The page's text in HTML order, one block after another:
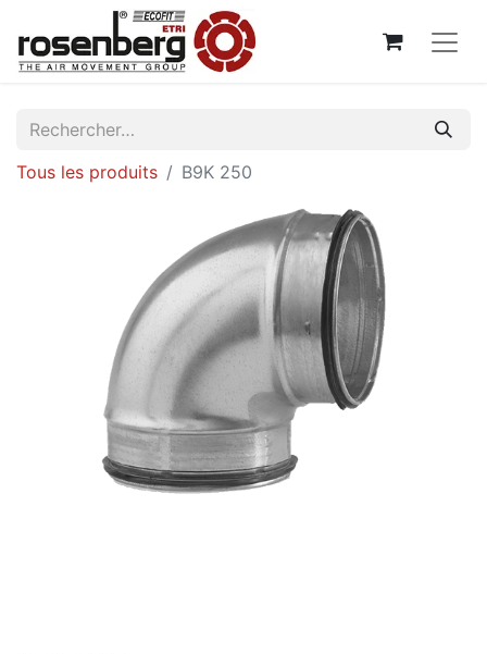
Tous les produits B9K 250